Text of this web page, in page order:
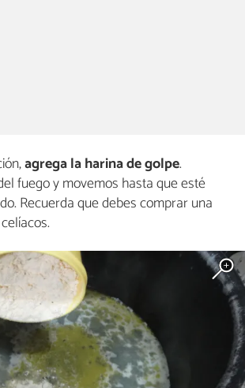
agrega la harina de golpe.
fuego y movemos hasta que esté
Recuerda que debes comprar una